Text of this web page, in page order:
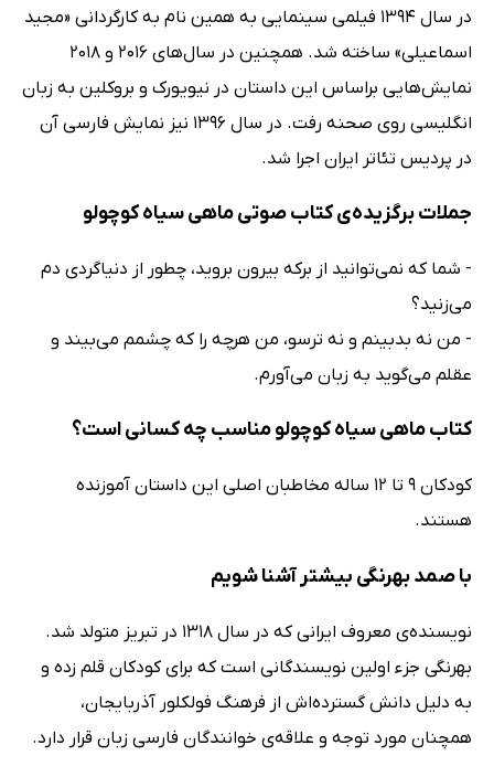
در سال 1394 فیلمی سینمایی به همین نام به کارگردانی «مجید
اسماعیلی» ساخته شد. همچنین در سال‌های 2016 و 2018
نمایش‌هایی براساس این داستان در نیویورک و بروکلین به زبان
انگلیسی روی صحنه رفت. در سال 1396 نیز نمایش فارسی آن
در پردیس تئاتر ایران اجرا شد.
جملات برگزیده‌ی کتاب صوتی ماهی سیاه کوچولو
- شما که نمی‌توانید از برکه بیرون بروید، چطور از دنیاگردی دم
می‌زنید؟
- من نه بدبینم و نه ترسو، من هرچه را که چشمم می‌بیند و
عقلم می‌گوید به زبان می‌آورم.
کتاب ماهی سیاه کوچولو مناسب چه کسانی است؟
کودکان 9 تا 12 ساله مخاطبان اصلی این داستان آموزنده
هستند.
با صمد بهرنگی بیشتر آشنا شویم
نویسنده‌ی معروف ایرانی که در سال 1318 در تبریز متولد شد.
بهرنگی جزء اولین نویسندگانی است که برای کودکان قلم زده و
به دلیل دانش گسترده‌اش از فرهنگ فولکلور آذربایجان،
همچنان مورد توجه و علاقه‌ی خوانندگان فارسی زبان قرار دارد.